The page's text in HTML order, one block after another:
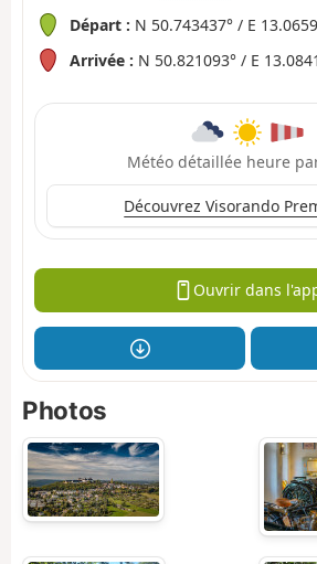
Départ : N 50.743437° / E
Arrivée : N 50.821093° / E
Météo détaillée heure
Découvrez Visorando
Ouvrir dans
Photos